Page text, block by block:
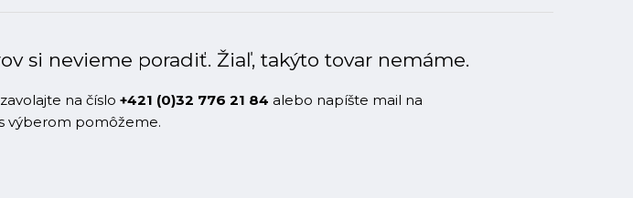
si nevieme poradiť. Žiaľ, takýto tovar nemáme.
na číslo +421 (0)32 776 21 84 alebo napíšte mail na
výberom pomôžeme.